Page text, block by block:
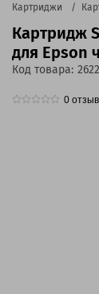
Картриджи
Картридж
для Epson
Код товара:
0